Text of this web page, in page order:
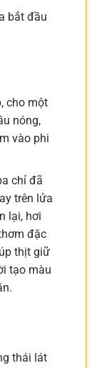
bắt đầu
cho một
nóng,
vào phi
chỉ đã
trên lửa
lại, hơi
đặc
thịt giữ
tạo màu
thái lát